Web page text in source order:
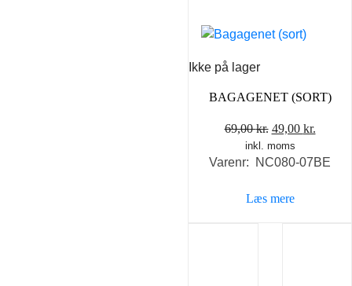
Ikke på lager
BAGAGENET (SORT)
69,00kr. Den
oprindelige
pris
69,00 kr..
49,00 kr.Den
pris
inkl. moms
Varenr: NC080-07BE
Læs mere